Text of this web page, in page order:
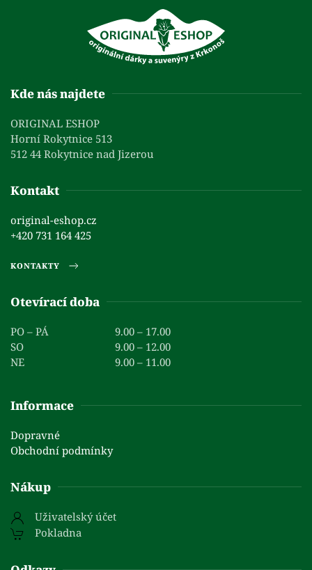
Kde nás najdete
ORIGINAL ESHOP
Horní Rokytnice 513
512 44 Rokytnice nad Jizerou
Kontakt
original-eshop.cz
+420 731 164 425
KONTAKTY
Otevírací doba
PO – PÁ
9.00 – 17.00
SO
9.00 – 12.00
NE
9.00 – 11.00
Informace
Dopravné
Obchodní podmínky
Nákup
Uživatelský účet
Pokladna